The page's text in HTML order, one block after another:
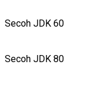
Secoh JDK 60
Secoh JDK 80